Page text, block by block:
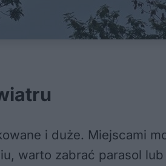
i duże. Miejscami
warto zabrać parasol